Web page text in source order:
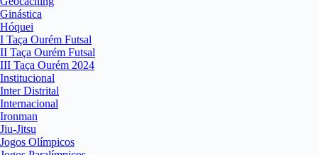
Ginástica
Hóquei
I Taça Ourém Futsal
II Taça Ourém Futsal
III Taça Ourém 2024
Institucional
Inter Distrital
Internacional
Ironman
Jiu-Jitsu
Jogos Olímpicos